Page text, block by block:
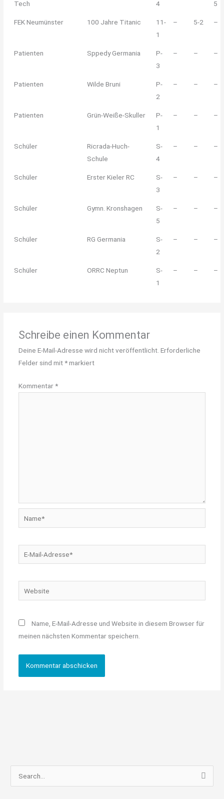
Tech 4 5
FEK Neumünster 100 Jahre Titanic
11-
1
– 5-2 –
Patienten Sppedy Germania
P-
3
– – –
Patienten Wilde Bruni
P-
2
– – –
Patienten Grün-Weiße-Skuller
P-
1
– – –
Schüler
Ricrada-Huch-
Schule
S-
4
– – –
Schüler Erster Kieler RC
S-
3
– – –
Schüler Gymn. Kronshagen
S-
5
– – –
Schüler RG Germania
S-
2
– – –
Schüler ORRC Neptun
S-
1
– – –
Schreibe einen Kommentar
Deine E-Mail-Adresse wird nicht veröffentlicht. Erforderliche
Felder sind mit*markiert
Kommentar*
Mail-
Website
Name, E-Mail-Adresse und Website in diesem Browser für
meinen nächsten Kommentar speichern.
u